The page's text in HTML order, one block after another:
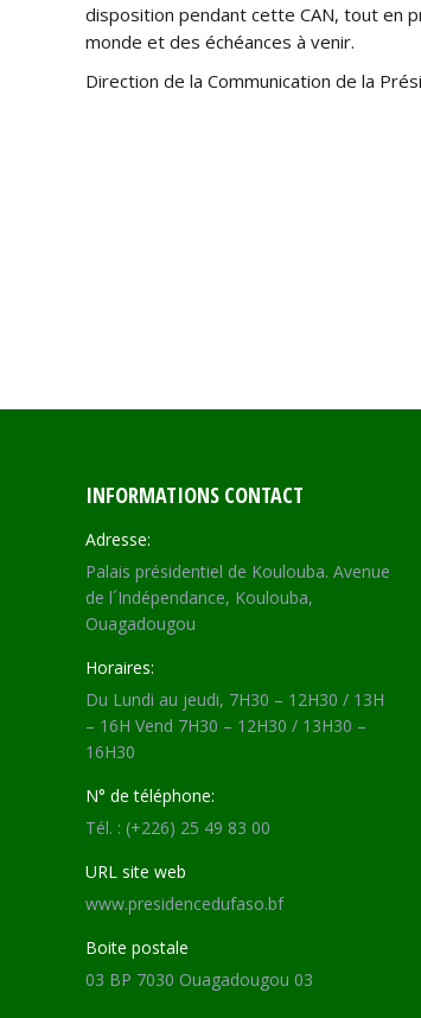
disposition pendant cette CAN, tout en
monde et des échéances à venir.
Direction de la Communication de la
INFORMATIONS CONTACT
Adresse:
Palais présidentiel de Koulouba. Avenue
de l´Indépendance, Koulouba,
Ouagadougou
Horaires:
Du Lundi au jeudi, 7H30 – 12H30 / 13H
– 16H Vend 7H30 – 12H30 / 13H30 –
16H30
N° de téléphone:
Tél. : (+226) 25 49 83 00
URL site web
www.presidencedufaso.bf
Boite postale
03 BP 7030 Ouagadougou 03